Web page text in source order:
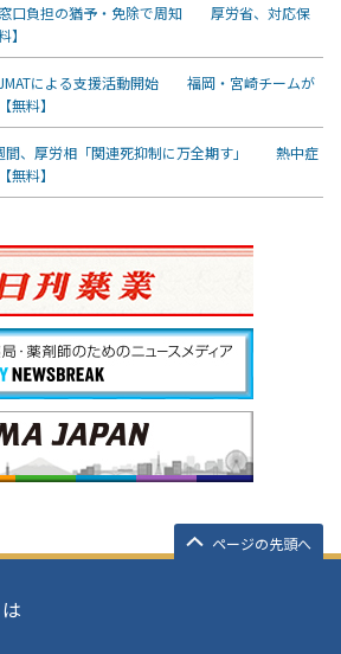
口負担の猶予・免除で周知 厚労省、対応保
】
による支援活動開始 福岡・宮崎チームが
無料】
間、厚労相「関連死抑制に万全期す」 熱中症
無料】
ページの先頭へ